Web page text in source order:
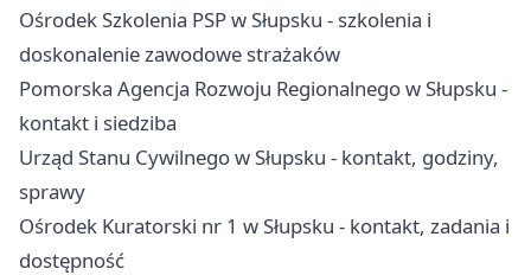
Ośrodek Szkolenia PSP w Słupsku - szkolenia i
doskonalenie zawodowe strażaków
Pomorska Agencja Rozwoju Regionalnego w Słupsku -
kontakt i siedziba
Urząd Stanu Cywilnego w Słupsku - kontakt, godziny,
sprawy
Ośrodek Kuratorski nr 1 w Słupsku - kontakt, zadania i
dostępność